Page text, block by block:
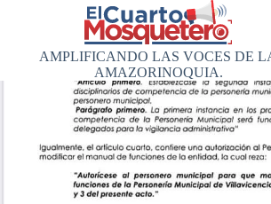
AMPLIFICANDO LAS VOCES DE
AMAZORINOQUIA.